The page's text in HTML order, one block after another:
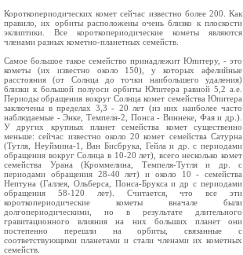
Короткопериодических комет сейчас известно более 200. Как
правило, их орбиты расположены очень близко к плоскости
эклиптики. Все короткопериодические кометы являются
членами разных кометно-планетных семейств.
Самое большое такое семейство принадлежит Юпитеру, - это
кометы (их известно около 150), у которых афелийные
расстояния (от Солнца до точки наибольшего удаления)
близки к большой полуоси орбиты Юпитера равной 5,2 а.е.
Периоды обращения вокруг Солнца комет семейства Юпитера
заключены в пределах 3,3 - 20 лет (из них наиболее часто
наблюдаемые - Энке, Темпеля-2, Понса - Виннеке, Фая и др.).
У других крупных планет семейства комет существенно
меньше: сейчас известно около 20 комет семейства Сатурна
(Тутля, Неуймина-1, Ван Бисбрука, Гейла и др. с периодами
обращения вокруг Солнца в 10-20 лет), всего несколько комет
семейства Урана (Кроммелина, Темпеля-Тутля и др. с
периодами обращения 28-40 лет) и около 10 - семейства
Нептуна (Галлея, Ольберса, Понса-Брукса и др с периодами
обращения 58-120 лет). Считается, что все эти
короткопериодические кометы вначале были
долгопериодическими, но в результате длительного
гравитационного влияния на них больших планет они
постепенно перешли на орбиты, связанные с
соответствующими планетами и стали членами их кометных
семейств.